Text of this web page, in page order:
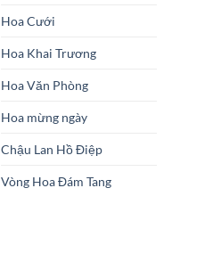
Hoa Cưới
Hoa Khai Trương
Hoa Văn Phòng
Hoa mừng ngày
Chậu Lan Hồ Điệp
Vòng Hoa Đám Tang